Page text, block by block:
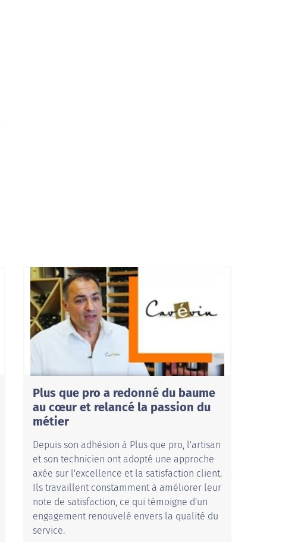
Plus que pro a redonné du baume
au cœur et relancé la passion du
métier
Depuis son adhésion à Plus que pro, l'artisan
et son technicien ont adopté une approche
axée sur l'excellence et la satisfaction client.
Ils travaillent constamment à améliorer leur
note de satisfaction, ce qui témoigne d'un
engagement renouvelé envers la qualité du
service.